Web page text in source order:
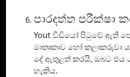
පාරදත්ත පරීක්ෂා
Yout වීඩියෝ පිටුවේ ඇති
මාතෘකාව හෝ කලාකරුවා
දේ ඇතුළත් කරයි, ඔබට එය
හැකිය.